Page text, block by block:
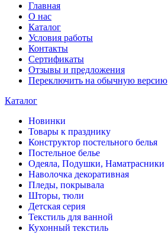
Главная
О нас
Каталог
Условия работы
Контакты
Сертификаты
Отзывы и предложения
Переключить на обычную версию
Каталог
Новинки
Товары к празднику
Конструктор постельного белья
Постельное белье
Одеяла, Подушки, Наматрасники
Наволочка декоративная
Пледы, покрывала
Шторы, тюли
Детская серия
Текстиль для ванной
Кухонный текстиль